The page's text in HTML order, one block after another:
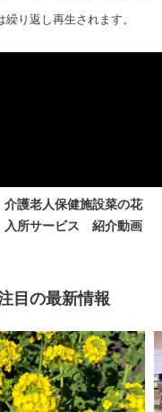
り返し再生されます。
介護老人保健施設菜の花
入所サービス 紹介動画
目の最新情報